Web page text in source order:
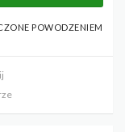
POWODZENIEM